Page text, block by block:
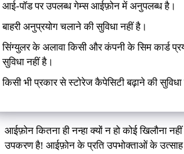
आई-पॉड पर उपलब्ध गेम्स आईफ़ोन में अनुपलब्ध है।
बाहरी अनुप्रयोग चलाने की सुविधा नहीं है।
सिंग्युलर के अलावा किसी और कंपनी के सिम कार्ड
सुविधा नहीं है।
किसी भी प्रकार से स्टोरेज कैपेसिटी बढ़ाने की सुविधा
आईफ़ोन कितना ही नन्हा क्यों न हो कोई खिलौना
उपकरण है! आईफ़ोन के प्रति उपभोक्ताओं के उत्साह